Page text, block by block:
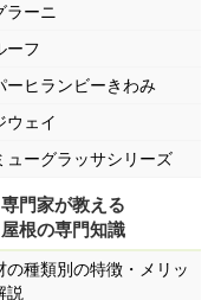
ラーニ
ーフ
ーヒランビーきわみ
ウェイ
ューグラッサシリーズ
専門家が教える
屋根の専門知識
の種類別の特徴・メリッ
説